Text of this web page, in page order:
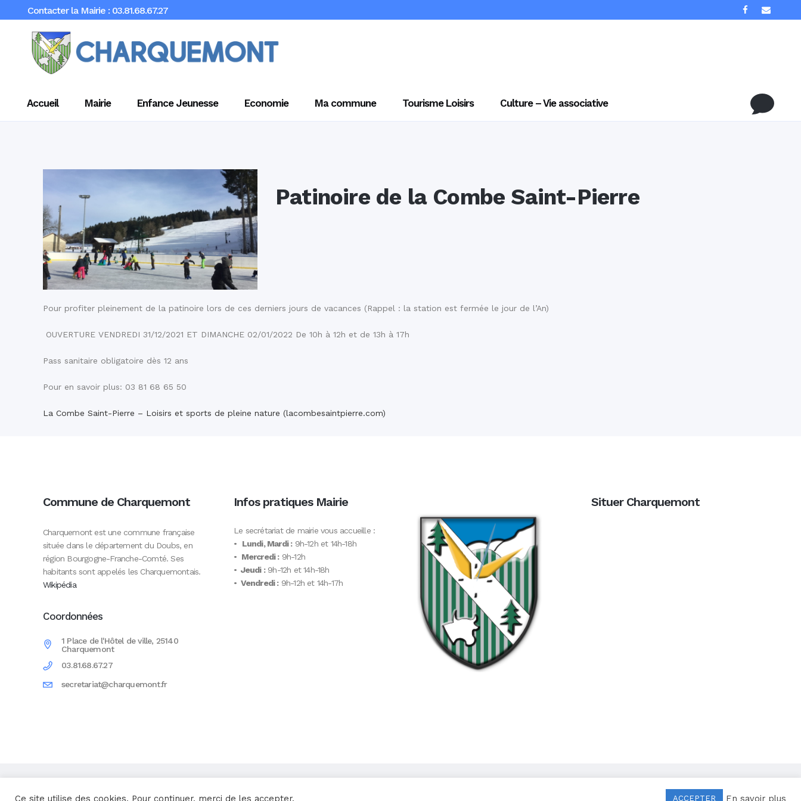
Contacter la Mairie : 03.81.68.67.27
Accueil Mairie Enfance Jeunesse Economie Ma commune Tourisme Loisirs Culture – Vie associative
Patinoire de la Combe Saint-Pierre
Pour profiter pleinement de la patinoire lors de ces derniers jours de vacances (Rappel : la station est fermée le jour de l’An)
OUVERTURE VENDREDI 31/12/2021 ET DIMANCHE 02/01/2022 De 10h à 12h et de 13h à 17h
Pass sanitaire obligatoire dès 12 ans
Pour en savoir plus: 03 81 68 65 50
La Combe Saint-Pierre – Loisirs et sports de pleine nature (lacombesaintpierre.com)
Commune de Charquemont
Charquemont est une commune française
située dans le département du Doubs, en
région Bourgogne-Franche-Comté. Ses
habitants sont appelés les Charquemontais.
Wikipédia
Coordonnées
1 Place de l'Hôtel de ville, 25140
Charquemont
03.81.68.67.27
secretariat@charquemont.fr
Infos pratiques Mairie
Le secrétariat de mairie vous accueille :
• Lundi, Mardi :9h-12h et 14h-18h
• Mercredi :9h-12h
• Jeudi :9h-12h et 14h-18h
• Vendredi :9h-12h et 14h-17h
Situer Charquemont
Politique de confidentialité
Ce site utilise des cookies. Pour continuer, merci de les accepter. ACCEPTER En savoir plus